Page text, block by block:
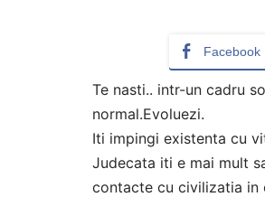
Facebook
Te nasti.. intr-un cadru
normal.Evoluezi.
Iti impingi existenta cu
Judecata iti e mai mult
contacte cu civilizatia in